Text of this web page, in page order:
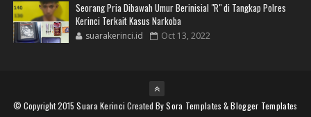
Seorang Pria Dibawah Umur Berinisial "R" di Tangkap Polres
Kerinci Terkait Kasus Narkoba
suarakerinci.id Oct 13, 2022
© Copyright 2015Suara Kerinci Created BySora Templates &Blogger Templates